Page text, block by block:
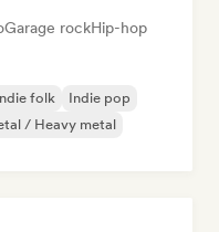
Garage rockHip-hop
folk
Indie pop
/ Heavy metal